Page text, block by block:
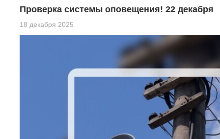
Проверка системы оповещения! 22 декабря
18 декабря 2025